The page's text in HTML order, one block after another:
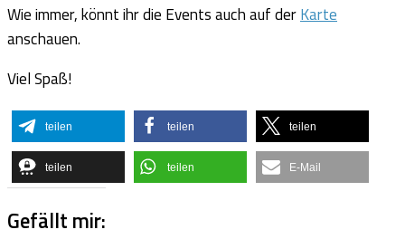
Wie immer, könnt ihr die Events auch auf derKarte
anschauen.
Viel Spaß!
teilen teilen teilen
teilen teilen E-Mail
Gefällt mir: